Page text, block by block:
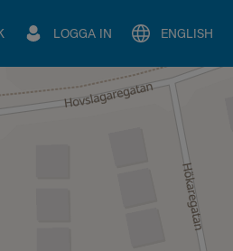
LOGGA IN ENGLISH